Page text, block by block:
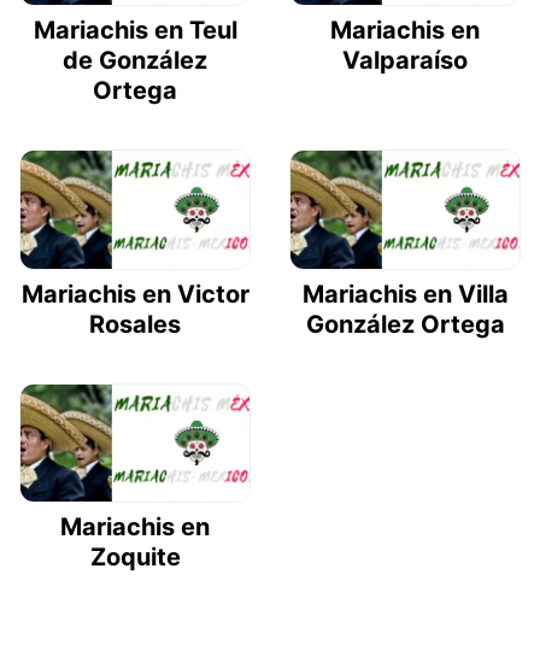
Mariachis en Teul
de González
Ortega
Mariachis en
Valparaíso
Mariachis en Victor
Rosales
Mariachis en Villa
González Ortega
Mariachis en
Zoquite